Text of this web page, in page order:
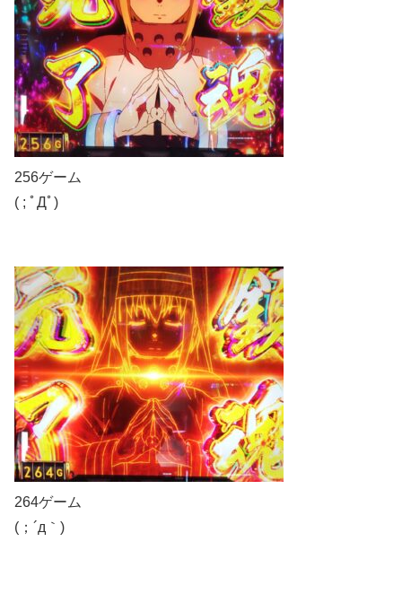
256ゲーム
( ; ﾟДﾟ)
264ゲーム
(；´д｀)